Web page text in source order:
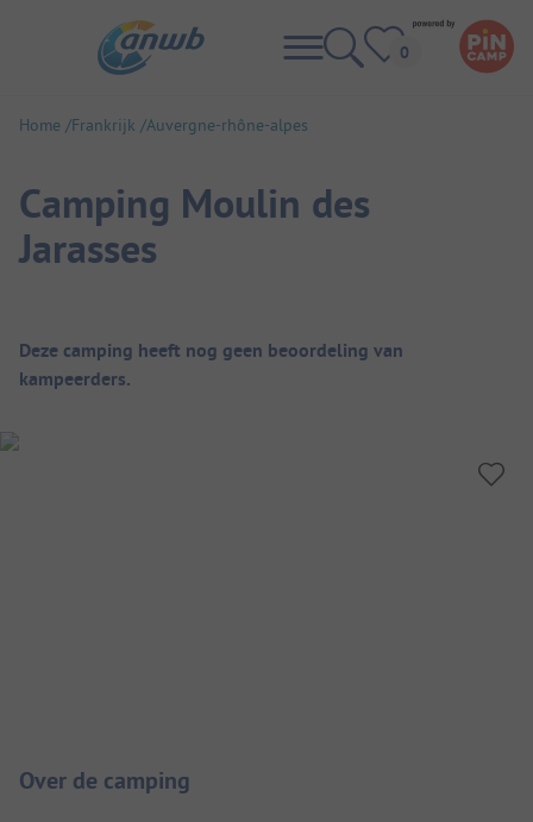
Home Frankrijk Auvergne-rhône-alpes
Camping Moulin des
Jarasses
Camping overzicht
Deze camping heeft nog geen beoordeling van
kampeerders.
Over de camping